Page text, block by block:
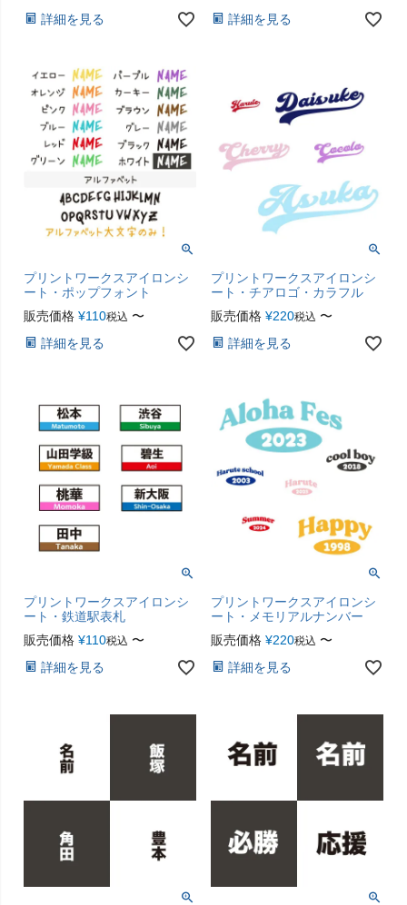
詳細を見る
詳細を見る
プリントワークスアイロンシ
ート・ポップフォント
販売価格 ¥110税込 〜
詳細を見る
プリントワークスアイロンシ
ート・チアロゴ・カラフル
販売価格 ¥220税込 〜
詳細を見る
プリントワークスアイロンシ
ート・鉄道駅表札
販売価格 ¥110税込 〜
詳細を見る
プリントワークスアイロンシ
ート・メモリアルナンバー
販売価格 ¥220税込 〜
詳細を見る